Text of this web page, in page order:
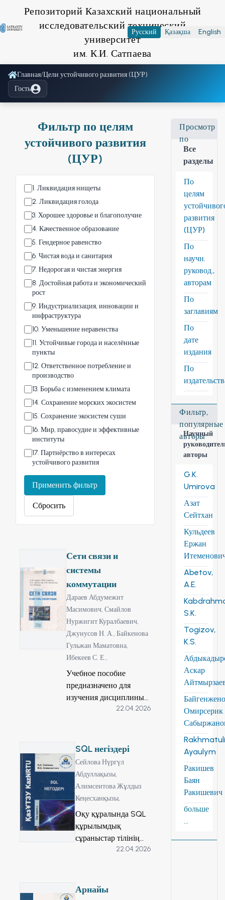
Репозиторий Казахский национальный
исследовательский технический
университет
им. К.И. Сатпаева
Русский Қазақша English
Главная/Цели устойчивого развития (ЦУР)
Гость
Фильтр по целям
устойчивого развития
(ЦУР)
1. Ликвидация нищеты
2. Ликвидация голода
3. Хорошее здоровье и благополучие
4. Качественное образование
5. Гендерное равенство
6. Чистая вода и санитария
7. Недорогая и чистая энергия
8. Достойная работа и экономический
рост
9. Индустриализация, инновации и
инфраструктура
10. Уменьшение неравенства
11. Устойчивые города и населённые
пункты
12. Ответственное потребление и
производство
13. Борьба с изменением климата
14. Сохранение морских экосистем
15. Сохранение экосистем суши
16. Мир, правосудие и эффективные
институты
17. Партнёрство в интересах
устойчивого развития
Применить фильтр
Сбросить
Сети связи и
системы
коммутации
Дараев Абдумежит
Масимович,Смайлов
Нуржигит Куралбаевич,
Джунусов Н. А.,Байкенова
Гульжан Маматовна,
Ибекеев С. Е.,
Учебное пособие
предназначено для
изучения дисциплины
«Сети связи и системы
5В071900 -
Радиотехника,
электроника и
телекоммуникации. В
учебном пособии
излагаются
теоретические основы
построения
телекоммуникационных
автоматической
22.04.2026
SQL негіздері
Сейлова Нүргүл
Абдуллақызы,
Алимсеитова Жұлдыз
Кеңесханқызы,
Оқу құралында SQL
құрылымдық
сұраныстар тілінің
негіздері келтірілген.
түсінік, клиент-
22.04.2026
Арнайы
Просмотр
по
Все
разделы
По
целям
развития
(ЦУР)
По
научн.
руковод.,
авторам
По
заглавиям
По
дате
издания
По
Фильтр,
популярные
авторы
Научный
авторы
G.K.
Umirova
Азат
Сейтхан
Кульдеев
Ержан
Abetov,
A.E.
S.K.
Togizov,
K.S.
Аскар
Омирсерик
Ayaulym
Ракишев
Баян
Ракишевич
больше
...